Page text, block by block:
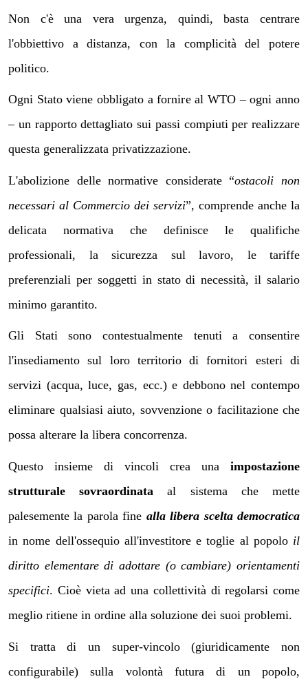
Non c'è una vera urgenza, quindi, basta centrare
l'obbiettivo a distanza, con la complicità del potere
politico.
Ogni Stato viene obbligato a fornire al WTO – ogni anno
– un rapporto dettagliato sui passi compiuti per realizzare
questa generalizzata privatizzazione.
L'abolizione delle normative considerate “ostacoli non
necessari al Commercio dei servizi”, comprende anche la
delicata normativa che definisce le qualifiche
professionali, la sicurezza sul lavoro, le tariffe
preferenziali per soggetti in stato di necessità, il salario
minimo garantito.
Gli Stati sono contestualmente tenuti a consentire
l'insediamento sul loro territorio di fornitori esteri di
servizi (acqua, luce, gas, ecc.) e debbono nel contempo
eliminare qualsiasi aiuto, sovvenzione o facilitazione che
possa alterare la libera concorrenza.
Questo insieme di vincoli crea una impostazione
strutturale sovraordinata al sistema che mette
palesemente la parola fine alla libera scelta democratica
in nome dell'ossequio all'investitore e toglie al popolo il
diritto elementare di adottare (o cambiare) orientamenti
specifici. Cioè vieta ad una collettività di regolarsi come
meglio ritiene in ordine alla soluzione dei suoi problemi.
Si tratta di un super-vincolo (giuridicamente non
configurabile) sulla volontà futura di un popolo,